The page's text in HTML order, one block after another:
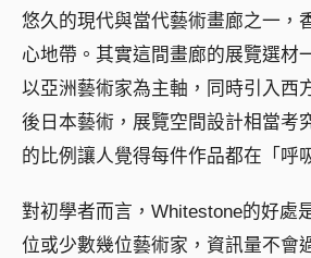
悠久的現代與當代藝術畫廊之一，
心地帶。其實這間畫廊的展覽選
以亞洲藝術家為主軸，同時引入西
後日本藝術，展覽空間設計相當考
的比例讓人覺得每件作品都在「呼
對初學者而言，Whitestone的好處
位或少數幾位藝術家，資訊量不會